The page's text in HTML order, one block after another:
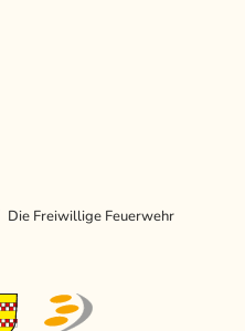
Die Freiwillige Feuerwehr